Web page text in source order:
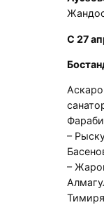
С 27
–
–